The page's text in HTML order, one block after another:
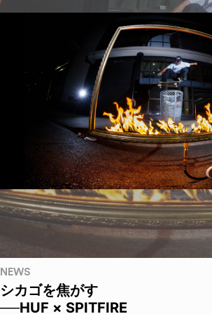
NEWS
シカゴを焦がす
──HUF × SPITFIRE